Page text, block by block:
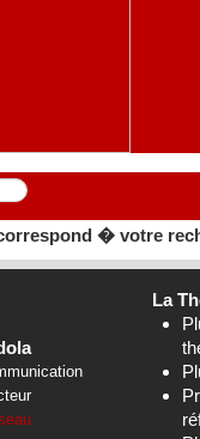
� votre
La